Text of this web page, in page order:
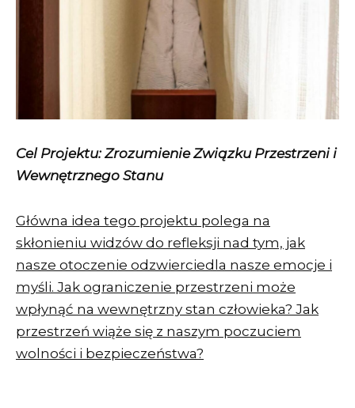
Cel Projektu: Zrozumienie Związku Przestrzeni i
Wewnętrznego Stanu
Główna idea tego projektu polega na
skłonieniu widzów do refleksji nad tym, jak
nasze otoczenie odzwierciedla nasze emocje i
myśli. Jak ograniczenie przestrzeni może
wpłynąć na wewnętrzny stan człowieka? Jak
przestrzeń wiąże się z naszym poczuciem
wolności i bezpieczeństwa?